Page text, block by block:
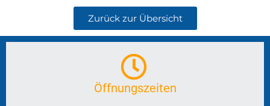
Zurück zur Übersicht
Öffnungszeiten